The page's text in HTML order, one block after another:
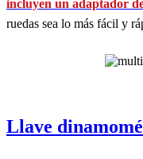
incluyen un adaptador
ruedas sea lo más fácil y
Llave